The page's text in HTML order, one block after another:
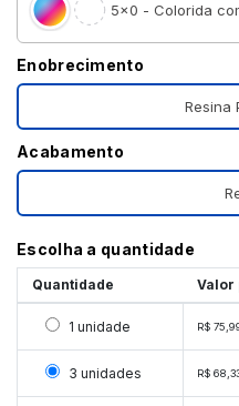
5×0 - Colorida
Enobrecimento
Resina
Acabamento
Escolha a quantidade
Quantidade Valor
Selecionar 1 unidade
1 unidade R$
Selecionar 3 unidades
3 unidades R$